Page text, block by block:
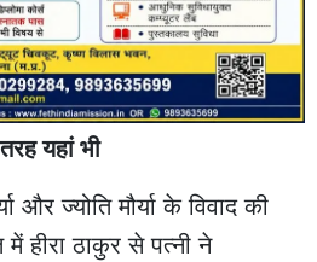
यहां भी
और ज्योति मौर्या के विवाद की
हीरा ठाकुर से पत्नी ने